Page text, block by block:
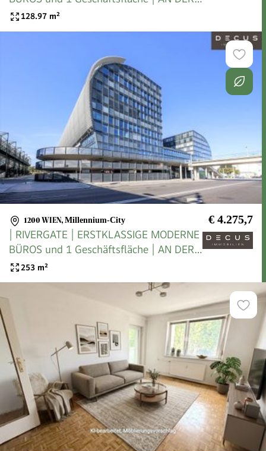
U-BAHN
128.97 m²
1200 WIEN, Millennium-City € 4.275,7
| RIVERGATE | ERSTKLASSIGE MODERNE
BÜROS und 1 Geschäftsfläche | AN DER
U-BAHN
253 m²